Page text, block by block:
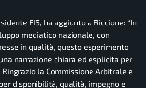
FIS, ha aggiunto a Riccione: “In
mediatico nazionale, con
in qualità, questo esperimento
narrazione chiara ed esplicita per
la Commissione Arbitrale e
disponibilità, qualità, impegno e